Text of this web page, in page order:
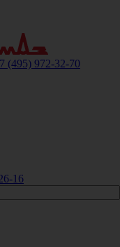
(495) 972-32-70
16